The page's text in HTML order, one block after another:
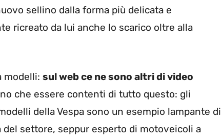
sellino dalla forma più delicata e
ricreato da lui anche lo scarico oltre alla
modelli: sul web ce ne sono altri di video
che essere contenti di tutto questo: gli
della Vespa sono un esempio lampante di
settore, seppur esperto di motoveicoli a